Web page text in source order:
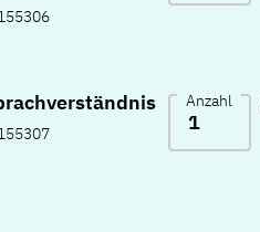
Anzahl